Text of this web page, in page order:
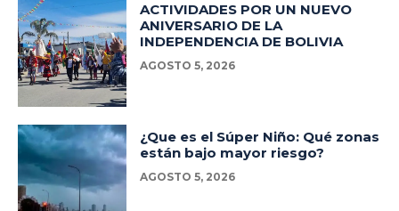
ACTIVIDADES POR UN NUEVO
ANIVERSARIO DE LA
INDEPENDENCIA DE BOLIVIA
AGOSTO 5, 2026
¿Que es el Súper Niño: Qué zonas
están bajo mayor riesgo?
AGOSTO 5, 2026